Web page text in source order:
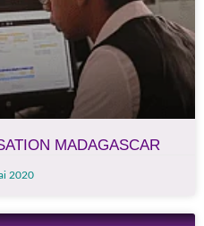
MADAGASCAR
2020